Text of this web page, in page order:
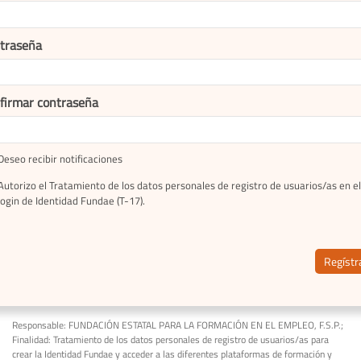
contraseña
recibir notificaciones
el Tratamiento de los datos personales de registro de usuarios/as en el
de Identidad Fundae (T-17).
Responsable: FUNDACIÓN ESTATAL PARA LA FORMACIÓN EN EL EMPLEO, F.S.P.;
Finalidad: Tratamiento de los datos personales de registro de usuarios/as para
crear la Identidad Fundae y acceder a las diferentes plataformas de formación y